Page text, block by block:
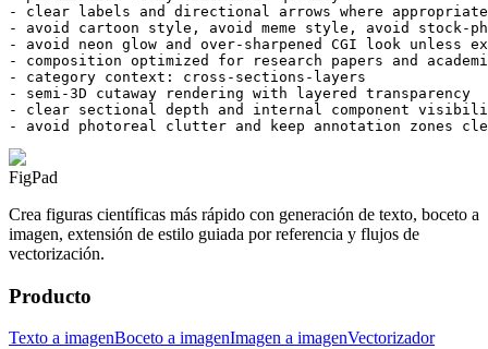
- clear labels and directional arrows where appropriate
- avoid cartoon style, avoid meme style, avoid stock-
- avoid neon glow and over-sharpened CGI look unless
- composition optimized for research papers and
- category context: cross-sections-layers
- semi-3D cutaway rendering with layered transparency
- clear sectional depth and internal component
- avoid photoreal clutter and keep annotation zones
FigPad
Crea figuras científicas más rápido con generación de texto, boceto a
imagen, extensión de estilo guiada por referencia y flujos de
vectorización.
Producto
Texto a imagenBoceto a imagenImagen a imagenVectorizador